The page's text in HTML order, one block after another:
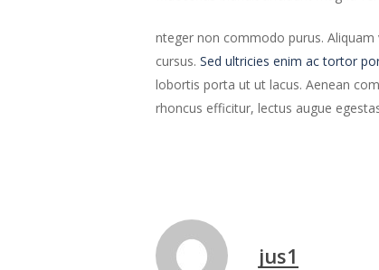
nteger non commodo purus.
cursus. Sed ultricies enim ac tortor
lobortis porta ut ut lacus. Aenean
rhoncus efficitur, lectus augue
jus1